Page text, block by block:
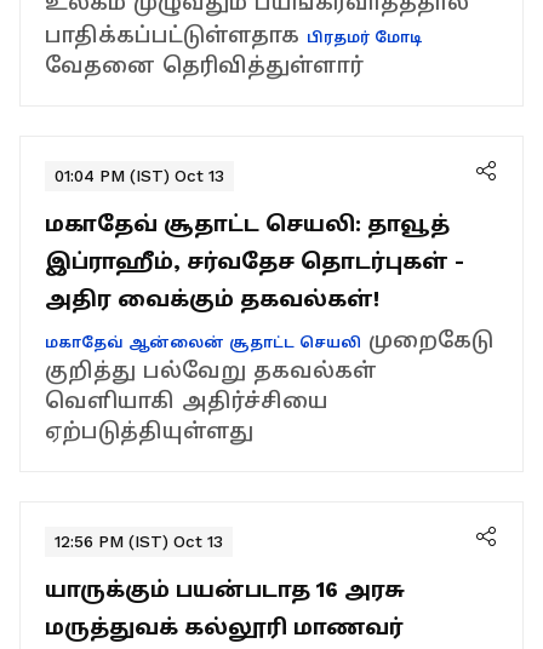
பாதிக்கப்பட்டுள்ளதாக பிரதமர் மோடி
வேதனை தெரிவித்துள்ளார்
01:04 PM (IST) Oct 13
மகாதேவ் சூதாட்ட செயலி: தாவூத்
இப்ராஹீம், சர்வதேச தொடர்புகள் -
அதிர வைக்கும் தகவல்கள்!
மகாதேவ் ஆன்லைன் சூதாட்ட செயலி முறைகேடு
குறித்து பல்வேறு தகவல்கள்
வெளியாகி அதிர்ச்சியை
ஏற்படுத்தியுள்ளது
12:56 PM (IST) Oct 13
யாருக்கும் பயன்படாத 16 அரசு
மருத்துவக் கல்லூரி மாணவர்